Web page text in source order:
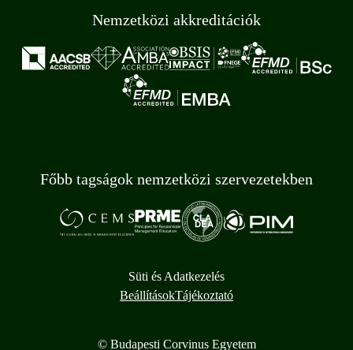
Nemzetközi akkreditációk
Főbb tagságok nemzetközi szervezetekben
Süti és Adatkezelés
BeállításokTájékoztató
© Budapesti Corvinus Egyetem